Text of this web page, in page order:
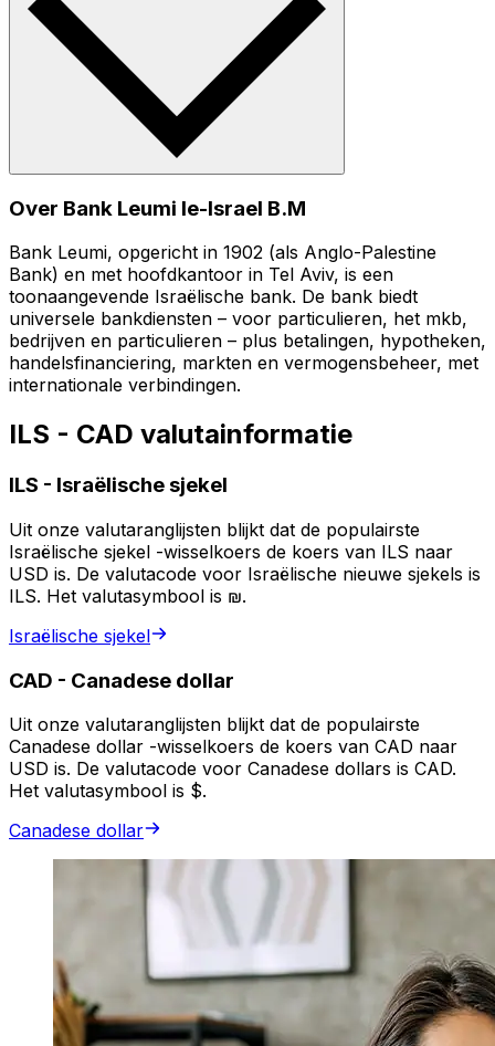
Over Bank Leumi le-Israel B.M
Bank Leumi, opgericht in 1902 (als Anglo-Palestine
Bank) en met hoofdkantoor in Tel Aviv, is een
toonaangevende Israëlische bank. De bank biedt
universele bankdiensten – voor particulieren, het mkb,
bedrijven en particulieren – plus betalingen, hypotheken,
handelsfinanciering, markten en vermogensbeheer, met
internationale verbindingen.
ILS - CAD valutainformatie
ILS - Israëlische sjekel
Uit onze valutaranglijsten blijkt dat de populairste
Israëlische sjekel -wisselkoers de koers van ILS naar
USD is. De valutacode voor Israëlische nieuwe sjekels is
ILS. Het valutasymbool is ₪.
Israëlische sjekel
CAD - Canadese dollar
Uit onze valutaranglijsten blijkt dat de populairste
Canadese dollar -wisselkoers de koers van CAD naar
USD is. De valutacode voor Canadese dollars is CAD.
Het valutasymbool is $.
Canadese dollar